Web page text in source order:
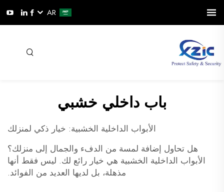
AR
باب داخلي خشبي
الأبواب الداخلية الخشبية: خيار ذكي لمنزلك
هل تحاول إضافة لمسة من الدفء والجمال إلى منزلك؟
الأبواب الداخلية الخشبية هي خيار رائع لك. ليس فقط أنها
مذهلة، بل لديها العديد من الفوائد.